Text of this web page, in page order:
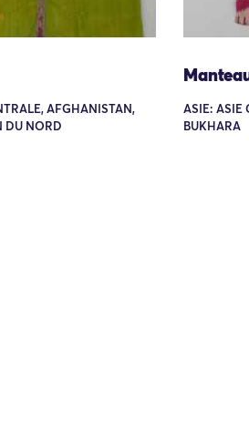
AFGHANISTAN,
DU NORD
ASIE: ASIE
BUKHARA